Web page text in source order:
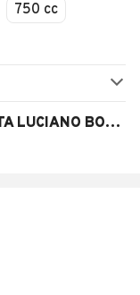
750 cc
AUTONOLEGGIO SARDINYA DI CARTA LUCIANO BONAVENTURA